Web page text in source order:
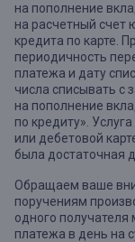
на пополнение
на расчетный счет
кредита по карте.
периодичность
платежа и дату
числа списывать с
на пополнение
по кредиту».
или дебетовой
была достаточная
Обращаем ваше
поручениям
одного
платежа в день на